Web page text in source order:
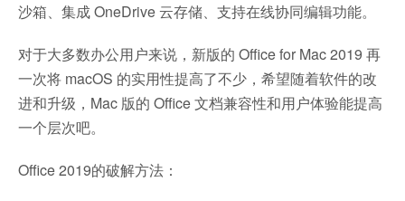
沙箱、集成 OneDrive 云存储、支持在线协同编辑功能。
对于大多数办公用户来说，新版的 Office for Mac 2019 再
一次将 macOS 的实用性提高了不少，希望随着软件的改
进和升级，Mac 版的 Office 文档兼容性和用户体验能提高
一个层次吧。
Office 2019的破解方法：